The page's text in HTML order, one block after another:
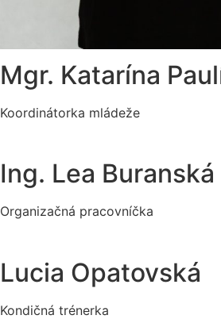
Mgr. Katarína
Koordinátorka mládeže
Ing. Lea Buranská
Organizačná pracovníčka
Lucia Opatovská
Kondičná trénerka